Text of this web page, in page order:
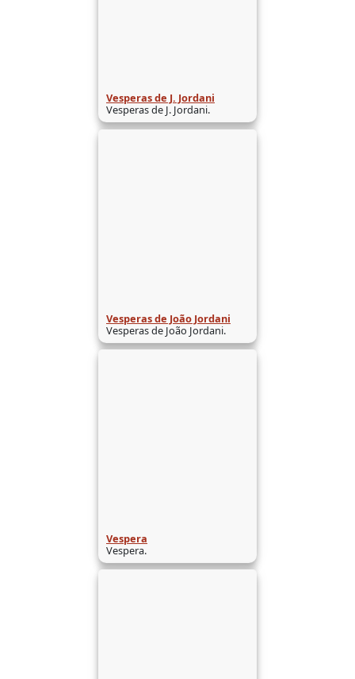
Vesperas de J. Jordani
Vesperas de J. Jordani.
Vesperas de João Jordani
Vesperas de João Jordani.
Vespera
Vespera.